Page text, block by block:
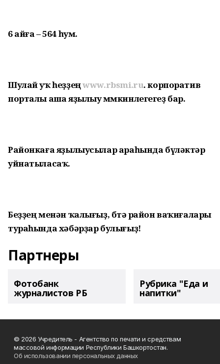
6 айға – 564 һум.
Шулай уҡ һеҙҙеңwww.rbsmi.ru. корпоратив
порталы аша яҙылыу мөмкинлегегеҙ бар.
Районкаға яҙылыусылар араһында бүләктәр
уйнатыласаҡ.
Беҙҙең менән ҡалығыҙ, бөтә район ваҡиғалары
тураһында хәбәрҙар булығыҙ!
Партнеры
Фотобанк
журналистов РБ
Рубрика "Еда и
напитки"
© 2026 Учредитель - Агентство по печати и средствам
массовой информации Республики Башкортостан.
Об использовании персональных данных